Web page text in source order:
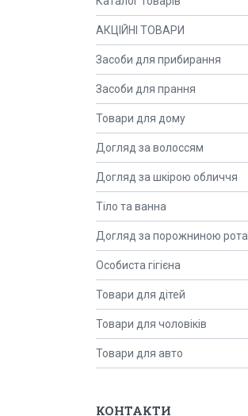
АКЦІЙНІ ТОВАРИ
Засоби для прибирання
Засоби для прання
Товари для дому
Догляд за волоссям
Догляд за шкірою обличчя
Тіло та ванна
Догляд за порожниною рота
Особиста гігієна
Товари для дітей
Товари для чоловіків
Товари для авто
КОНТАКТИ